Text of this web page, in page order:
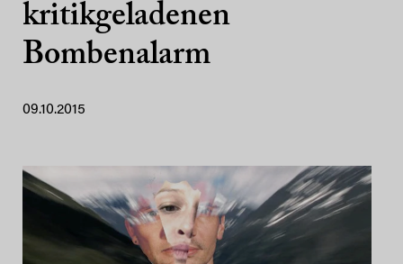
kritikgeladenen
Bombenalarm
09.10.2015